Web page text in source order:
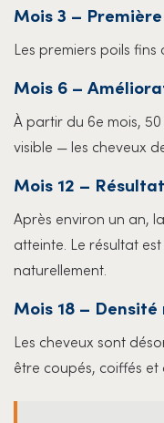
Mois 3 –
Les premiers poils
Mois 6 –
À partir du 6e mois,
visible — les cheveux
Mois 12 –
Après environ un an,
atteinte. Le résultat
naturellement.
Mois 18 –
Les cheveux sont
être coupés, coiffés et